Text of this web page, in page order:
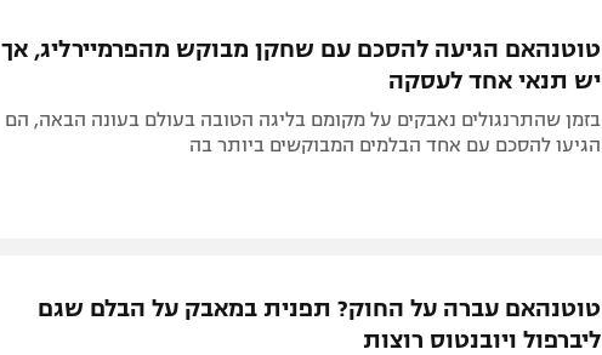
טוטנהאם הגיעה להסכם עם שחקן מבוקש מהפרמיירליג, אך
יש תנאי אחד לעסקה
בזמן שהתרנגולים נאבקים על מקומם בליגה הטובה בעולם בעונה הבאה, הם
הגיעו להסכם עם אחד הבלמים המבוקשים ביותר בה
טוטנהאם עברה על החוק? תפנית במאבק על הבלם שגם
ליברפול ויובנטוס רוצות